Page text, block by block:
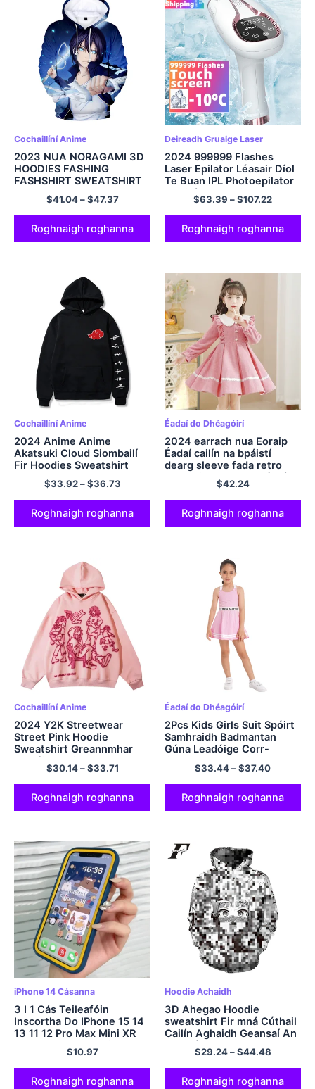
Cochaillíní Anime
2023 NUA NORAGAMI 3D
HOODIES FASHING
FASHSHIRT SWEATSHIRT
HOODED HOODED
HOODED HOODIE MENAN
$41.04–$47.37
Roghnaigh roghanna
Deireadh Gruaige Laser
2024 999999 Flashes
Laser Epilator Léasair Díol
Te Buan IPL Photoepilator
Meaisín do Bhaint Gruaige
Gan Phian Leictreach
Epilator
$63.39 –$107.22
Roghnaigh roghanna
Cochaillíní Anime
2024 Anime Anime
Akatsuki Cloud Siombailí
Fir Hoodies Sweatshirt
Streetwear Hoodie Men
Mná Mná a Sweatshirt
Sweatshirt Pullover Hoody
$33.92–$36.73
Roghnaigh roghanna
Éadaí do Dhéagóirí
2024 earrach nua Eoraip
Éadaí cailín na bpáistí
dearg sleeve fada retro
banphrionsa Pearl Gúnaí
pleuche lása dhéagóir 6 8
9 10 11 12 bhliain
$42.24
Roghnaigh roghanna
Cochaillíní Anime
2024 Y2K Streetwear
Street Pink Hoodie
Sweatshirt Greannmhar
Cartúin Grafach Hoodie
Fómhar Harajuku Anime
Hooded Pullover Hipster
Hipster Hipster
$30.14–$33.71
Roghnaigh roghanna
Éadaí do Dhéagóirí
2Pcs Kids Girls Suit Spóirt
Samhraidh Badmantan
Gúna Leadóige Corr-
litreacha muinchille
Priontála A-líne Gúna
Shorts Socraigh do Rith
Giomnáisiam
$33.44–$37.40
Roghnaigh roghanna
iPhone 14 Cásanna
3 I 1 Cás Teileafóin
Inscortha Do IPhone 15 14
13 11 12 Pro Max Mini XR
XS Max X 7 8 15 Tuilleadh
SE 2020 Clúdach Silicone
Leachtach
$10.97
Roghnaigh roghanna
Hoodie Achaidh
3D Ahegao Hoodie
sweatshirt Fir mná Cúthail
Cailín Aghaidh Geansaí An
tSeapáin Anime Sexy
Streetwear Harajuku Ró-
mhór Seaicéid Zipper
$29.24–$44.48
Roghnaigh roghanna